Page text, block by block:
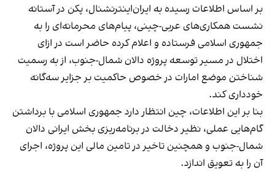
بر اساس اطلاعات رسیده به ایران‌اینترنشنال، پکن در آستانه
نشست همکاری‌های عربی-چینی، پیام‌های محرمانه‌ای را به
جمهوری اسلامی فرستاده و اعلام کرده حاضر است در ازای
اختلال در مسیر توسعه پروژه دالان شمال-جنوب، از به رسمیت
شناختن موضع امارات در خصوص حاکمیت بر جزایر سه‌گانه
خودداری کند.
بنا بر این اطلاعات، چین انتظار دارد جمهوری اسلامی با برداشتن
گام‌هایی عملی، نظیر دخالت در برنامه‌ریزی بخش ایرانی دالان
شمال-جنوب و همچنین تاخیر در تامین مالی این پروژه، اجرای
آن را به تعویق اندازد.